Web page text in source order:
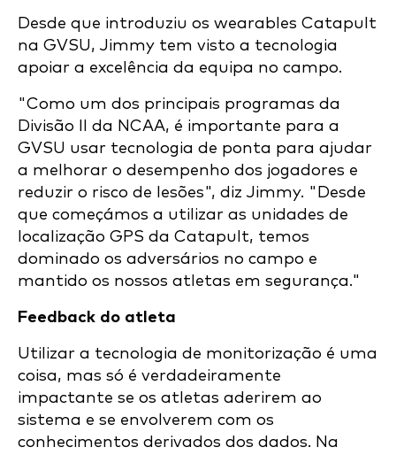
Desde que introduziu os wearables Catapult
na GVSU, Jimmy tem visto a tecnologia
apoiar a excelência da equipa no campo.
"Como um dos principais programas da
Divisão II da NCAA, é importante para a
GVSU usar tecnologia de ponta para ajudar
a melhorar o desempenho dos jogadores e
reduzir o risco de lesões", diz Jimmy. "Desde
que começámos a utilizar as unidades de
localização GPS da Catapult, temos
dominado os adversários no campo e
mantido os nossos atletas em segurança."
Feedback do atleta
Utilizar a tecnologia de monitorização é uma
coisa, mas só é verdadeiramente
impactante se os atletas aderirem ao
sistema e se envolverem com os
conhecimentos derivados dos dados. Na